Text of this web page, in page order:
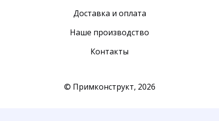
Доставка и оплата
Наше производство
Контакты
© Примконструкт, 2026